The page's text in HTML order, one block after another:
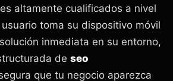
altamente cualificados a nivel
toma su dispositivo móvil
inmediata en su entorno,
de seo
que tu negocio aparezca